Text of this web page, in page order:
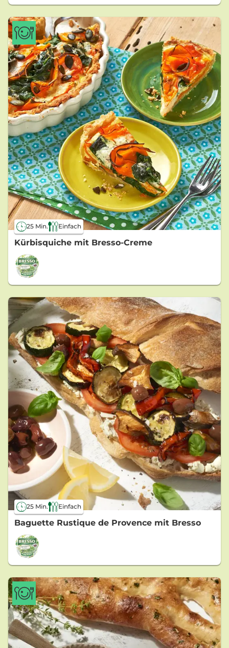
25 Min. Einfach
Kürbisquiche mit Bresso-Creme
25 Min. Einfach
Baguette Rustique de Provence mit Bresso